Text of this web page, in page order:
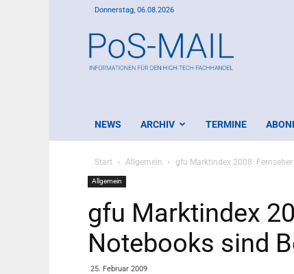
Donnerstag, 06.08.2026
Mail
NEWS ARCHIV TERMINE
Start Allgemein gfu Marktindex 2008:
Allgemein
gfu Marktindex
Notebooks sind
25. Februar 2009